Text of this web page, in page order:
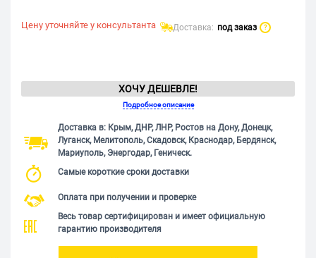
Цену уточняйте у консультанта Доставка: под заказ ?
ХОЧУ ДЕШЕВЛЕ!
Подробное описание
Доставка в: Крым, ДНР, ЛНР, Ростов на Дону, Донецк,
Луганск, Мелитополь, Скадовск, Краснодар, Бердянск,
Мариуполь, Энергодар, Геническ.
Самые короткие сроки доставки
Оплата при получении и проверке
Весь товар сертифицирован и имеет официальную
гарантию производителя